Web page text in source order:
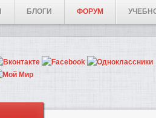
БЛОГИ ФОРУМ